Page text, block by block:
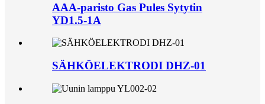
AAA-paristo Gas Pules Sytytin
YD1.5-1A
SÄHKÖELEKTRODI DHZ-01